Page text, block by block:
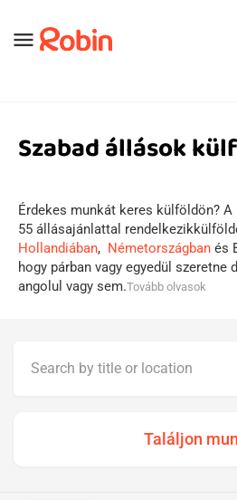
menu
Szabad állások
Érdekes munkát keres külföldön?
55 állásajánlattal
Hollandiában, Németországban és
hogy párban vagy egyedül szeretne
angolul vagy sem.Tovább olvasok